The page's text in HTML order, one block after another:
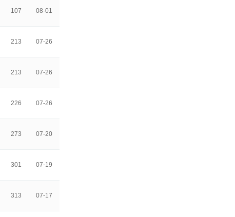
107 08-01
213 07-26
213 07-26
226 07-26
273 07-20
301 07-19
313 07-17